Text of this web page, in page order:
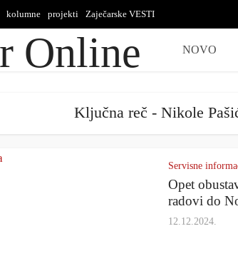
kolumne projekti Zaječarske VESTI
NOVO
Ključna reč - Nikole
Servisne
Opet
radovi do
12.12.2024.